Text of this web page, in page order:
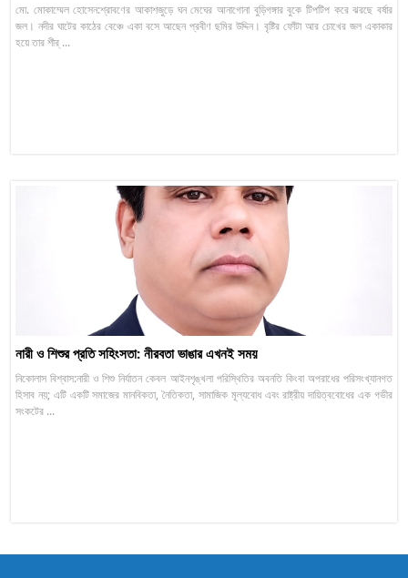
মো. মোকাম্মেল হোসেন:শ্রাবণের আকাশজুড়ে ঘন মেঘের আনাগোনা বুড়িগঙ্গার বুকে টিপটিপ করে ঝরছে বর্ষার
জল। নদীর ঘাটের কাঠের বেঞ্চে একা বসে আছেন প্রবীণ ছমির উদ্দিন। বৃষ্টির ফোঁটা আর চোখের জল একাকার
হয়ে তার শীর্ ...
নারী ও শিশুর প্রতি সহিংসতা: নীরবতা ভাঙার এখনই সময়
নিকোলাস বিশ্বাস:নারী ও শিশু নির্যাতন কেবল আইনশৃঙ্খলা পরিস্থিতির অবনতি কিংবা অপরাধের পরিসংখ্যানগত
হিসাব নয়; এটি একটি সমাজের মানবিকতা, নৈতিকতা, সামাজিক মূল্যবোধ এবং রাষ্ট্রীয় দায়িত্ববোধের এক গভীর
সংকটের ...